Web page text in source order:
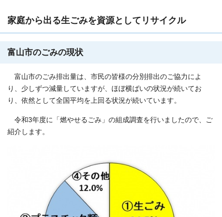
家庭から出る生ごみを資源としてリサイクル
富山市のごみの現状
富山市のごみ排出量は、市民の皆様の分別排出のご協力によ
り、少しずつ減量していますが、ほぼ横ばいの状況が続いてお
り、依然として全国平均を上回る状況が続いています。
令和3年度に「燃やせるごみ」の組成調査を行いましたので、ご
紹介します。